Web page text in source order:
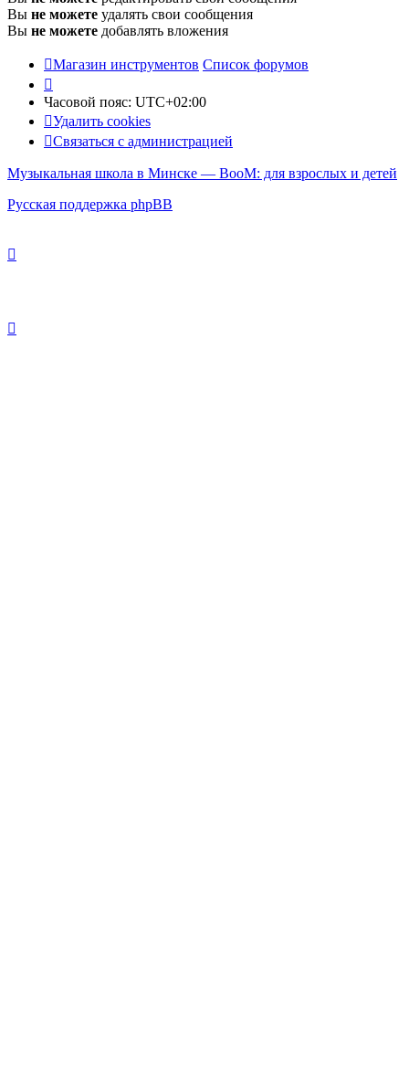
Вы не можете удалять свои сообщения
Вы не можете добавлять вложения
Магазин инструментов Список форумов
Часовой пояс: UTC+02:00
Удалить cookies
Связаться с администрацией
Музыкальная школа в Минске — BooM: для взрослых и детей
Русская поддержка phpBB